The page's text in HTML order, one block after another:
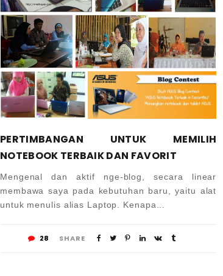
PERTIMBANGAN UNTUK MEMILIH
NOTEBOOK TERBAIK DAN FAVORIT
Mengenal dan aktif nge-blog, secara linear
membawa saya pada kebutuhan baru, yaitu alat
untuk menulis alias Laptop. Kenapa...
28 SHARE